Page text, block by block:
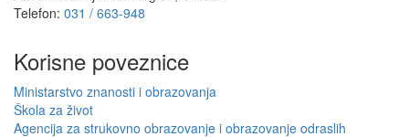
Telefon: 031 / 663-948
Korisne poveznice
Ministarstvo znanosti i obrazovanja
Škola za život
Agencija za strukovno obrazovanje i obrazovanje odraslih